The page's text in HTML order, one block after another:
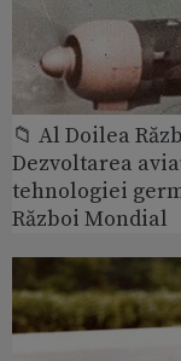
📁 Al Doilea
Dezvoltarea
tehnologiei
Război Mondial